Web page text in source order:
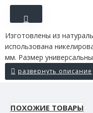
Изготовлены из
использована
мм. Размер
ПОХОЖИЕ ТОВАРЫ